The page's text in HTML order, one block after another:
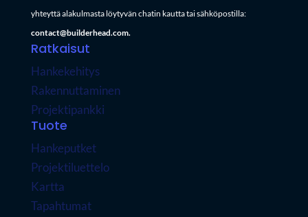
yhteyttä alakulmasta löytyvän chatin kautta tai sähköpostilla:
contact@builderhead.com.
Ratkaisut
Hankekehitys
Rakennuttaminen
Projektipankki
Tuote
Hankeputket
Projektiluettelo
Kartta
Tapahtumat